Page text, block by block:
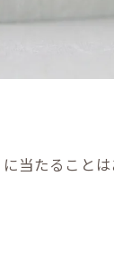
当たることは